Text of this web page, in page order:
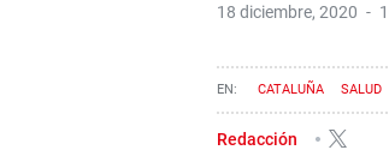
18 diciembre, 2020
CATALUÑA SALUD
Redacción